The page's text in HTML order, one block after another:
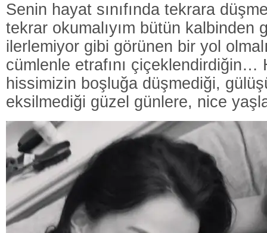
Senin hayat sınıfında tekrara
tekrar okumalıyım bütün kalbinden
ilerlemiyor gibi görünen bir yol
cümlenle etrafını çiçeklendirdiğin…
hissimizin boşluğa düşmediği,
eksilmediği güzel günlere, nice